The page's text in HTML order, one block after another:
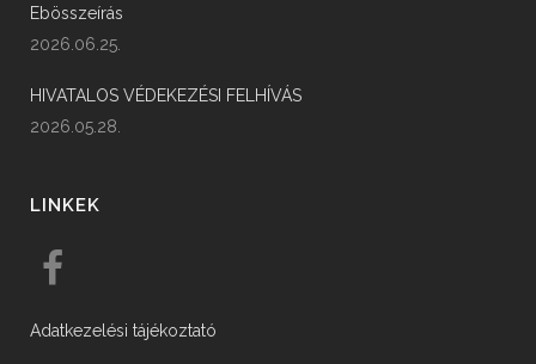
Ebösszeírás
2026.06.25.
HIVATALOS VÉDEKEZÉSI FELHÍVÁS
2026.05.28.
LINKEK
Adatkezelési tájékoztató